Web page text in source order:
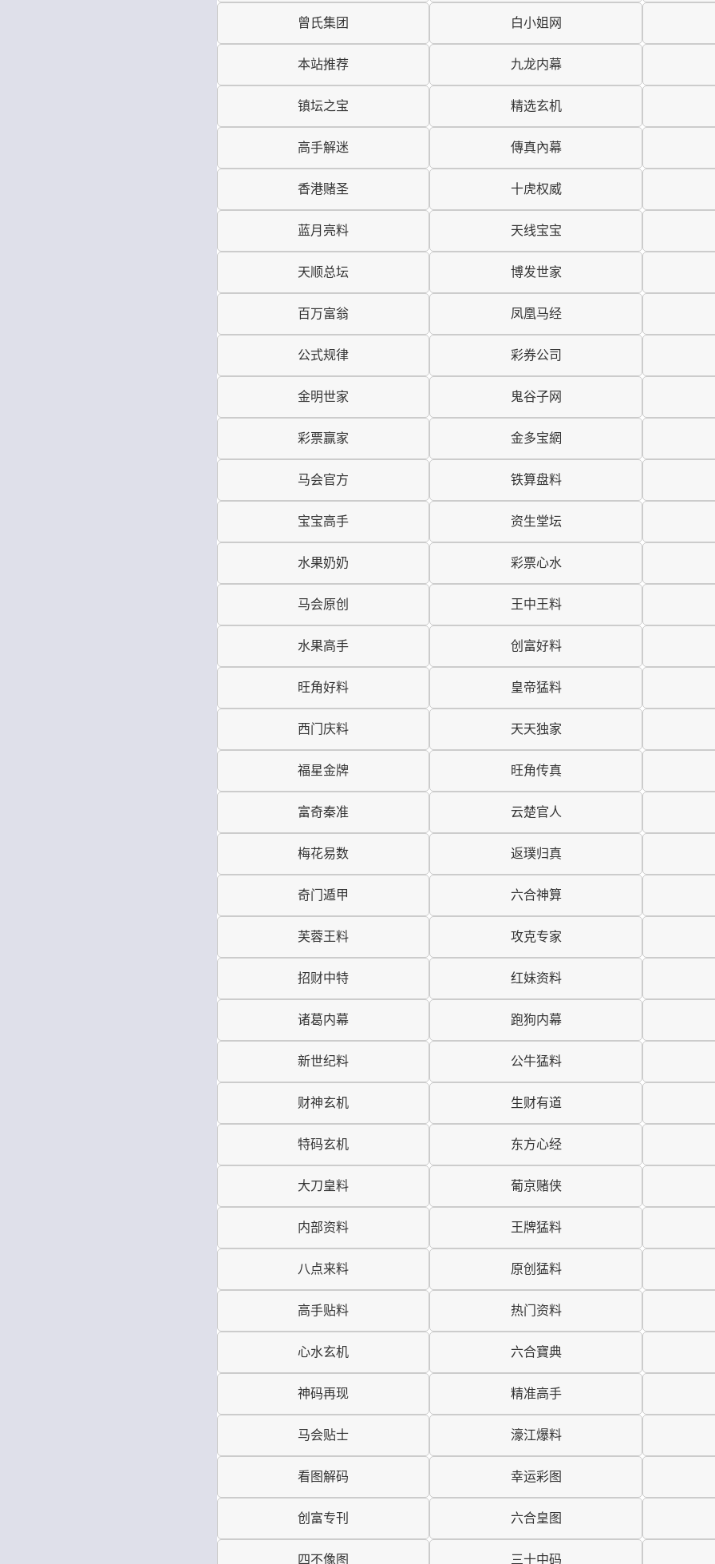
曾氏集团 白小姐网
本站推荐 九龙内幕
镇坛之宝 精选玄机
高手解迷 傳真內幕
香港赌圣 十虎权威
蓝月亮料 天线宝宝
天顺总坛 博发世家
百万富翁 凤凰马经
公式规律 彩券公司
金明世家 鬼谷子网
彩票赢家 金多宝網
马会官方 铁算盘料
宝宝高手 资生堂坛
水果奶奶 彩票心水
马会原创 王中王料
水果高手 创富好料
旺角好料 皇帝猛料
西门庆料 天天独家
福星金牌 旺角传真
富奇秦准 云楚官人
梅花易数 返璞归真
奇门遁甲 六合神算
芙蓉王料 攻克专家
招财中特 红妹资料
诸葛内幕 跑狗内幕
新世纪料 公牛猛料
财神玄机 生财有道
特码玄机 东方心经
大刀皇料 葡京赌侠
内部资料 王牌猛料
八点来料 原创猛料
高手贴料 热门资料
心水玄机 六合寶典
神码再现 精准高手
马会贴士 濠江爆料
看图解码 幸运彩图
创富专刊 六合皇图
四不像图 三十中码